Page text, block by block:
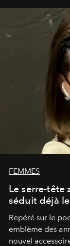
FEMMES
Le serre-tête
séduit déjà
Repéré sur le
emblème des
nouvel